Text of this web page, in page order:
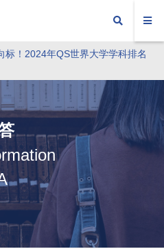
标！2024年QS世界大学学科排名